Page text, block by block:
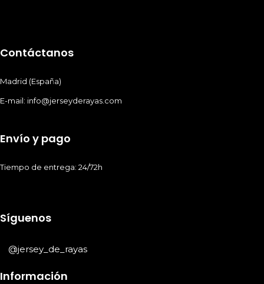
Contáctanos
Madrid (España)
E-mail: info@jerseyderayas.com
Envío y pago
Tiempo de entrega: 24/72h
Síguenos
@jersey_de_rayas
Información